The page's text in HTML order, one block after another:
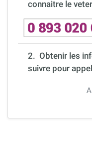
connaitre le
2. Obtenir les
suivre pour